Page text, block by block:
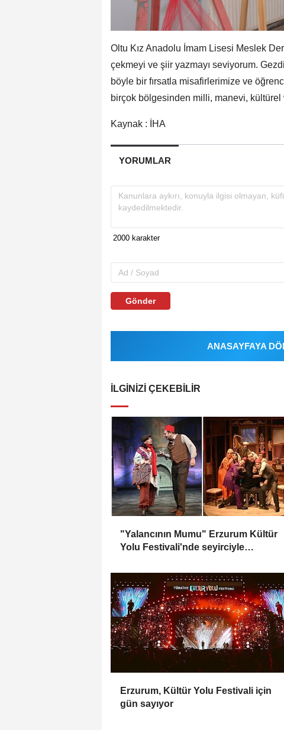
Oltu Kız Anadolu İmam Lisesi Meslek
çekmeyi ve şiir yazmayı seviyorum.
böyle bir fırsatla misafirlerimize ve
birçok bölgesinden milli, manevi, kültürel
Kaynak : İHA
YORUMLAR
Gönder
ANASAYFAYA
İLGINIZI ÇEKEBILIR
"Yalancının Mumu" Erzurum Kültür
Yolu Festivali'nde seyirciyle
Erzurum, Kültür Yolu Festivali için
gün sayıyor